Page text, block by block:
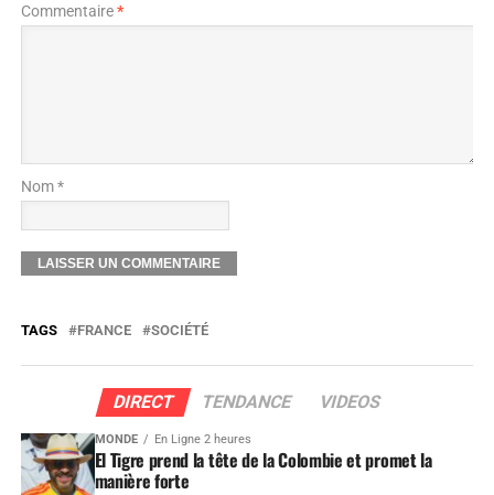
Commentaire*
Nom *
TAGS FRANCE SOCIÉTÉ
DIRECT TENDANCE VIDEOS
MONDE En Ligne 2 heures
El Tigre prend la tête de la Colombie et promet la
manière forte